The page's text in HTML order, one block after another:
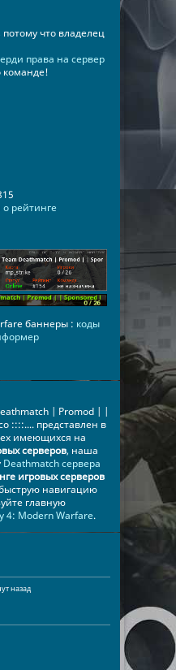
что владелец
права на сервер
рейтинге
баннеры : коды
| Promod | |
::::.... представлен в
имеющихся на
серверов, наша
Deathmatch сервера
игровых серверов
навигацию
главную
4: Modern Warfare.
назад